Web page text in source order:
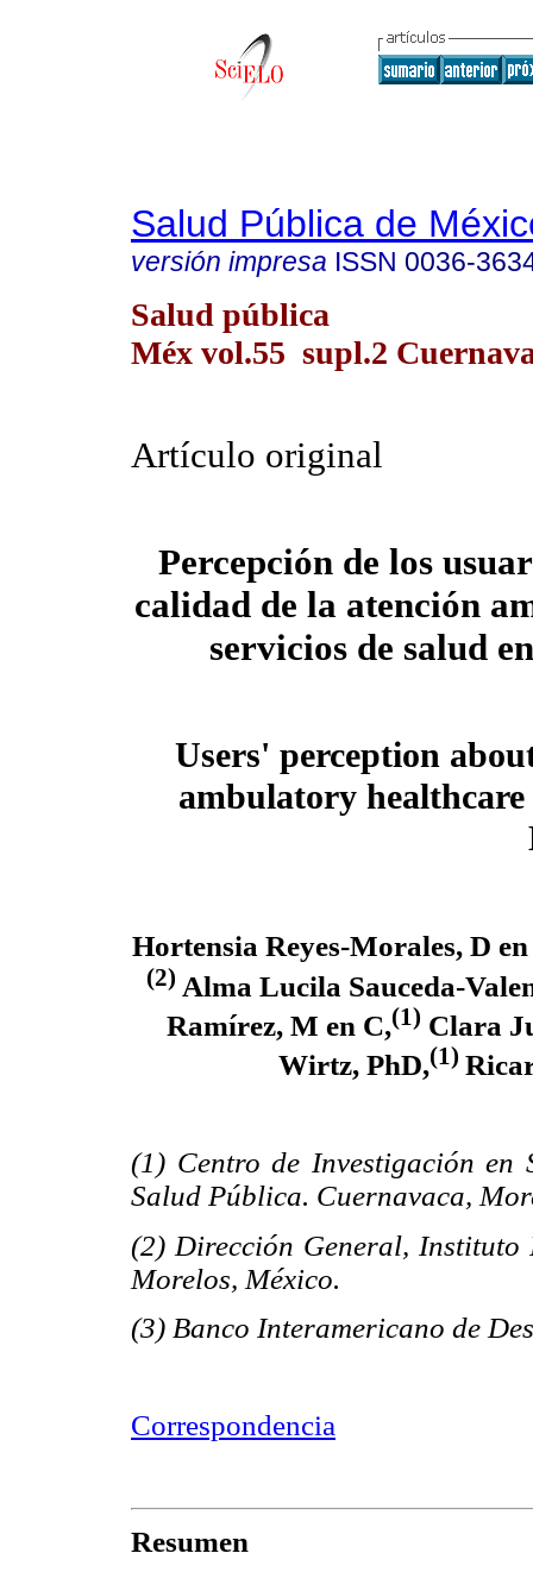
Salud Pública de
versión impresa ISSN 0036-
Salud pública
Méx vol.55 supl.2
Artículo original
Percepción de los
calidad de la atención
servicios de salud
Users' perception
ambulatory healthcare
Hortensia Reyes-Morales, D
(2) Alma Lucila Sauceda-
Ramírez, M en C,(1) Clara
Wirtz, PhD,(1)
(1) Centro de Investigación en
Salud Pública. Cuernavaca,
(2) Dirección General, Instituto
Morelos, México.
(3) Banco Interamericano de
Correspondencia
Resumen